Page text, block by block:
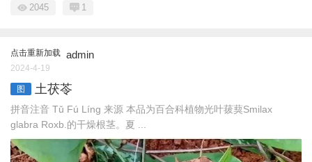
2045 1
点击重新加载 admin
2024-4-19
图 土茯苓
拼音注音 Tǔ Fú Línɡ 来源 本品为百合科植物光叶菝葜Smilax
glabra Roxb.的干燥根茎。夏 ...